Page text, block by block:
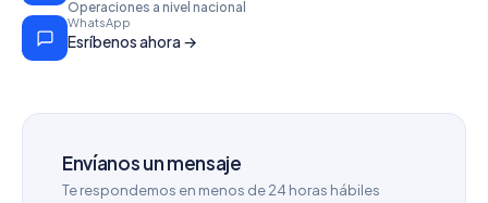
Operaciones a nivel nacional
WhatsApp
Esríbenos ahora →
Envíanos un mensaje
Te respondemos en menos de 24 horas hábiles